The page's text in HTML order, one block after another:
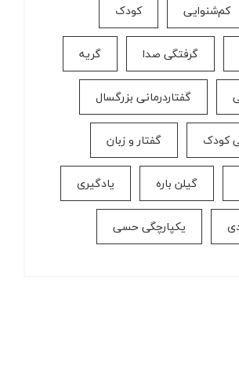
کم‌شنوایی کودک
گرفتگی صدا گریه
گفتاردرمانی بزرگسال
کودک گفتار و زبان
گیلن باره یادگیری
یکپارچگی حسی